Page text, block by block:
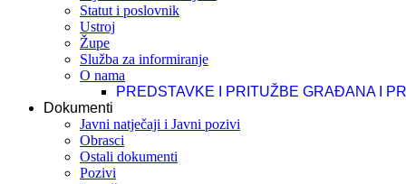
Statut i poslovnik
Ustroj
Župe
Služba za informiranje
O nama
PREDSTAVKE I PRITUŽBE GRAĐANA I
Dokumenti
Javni natječaji i Javni pozivi
Obrasci
Ostali dokumenti
Pozivi